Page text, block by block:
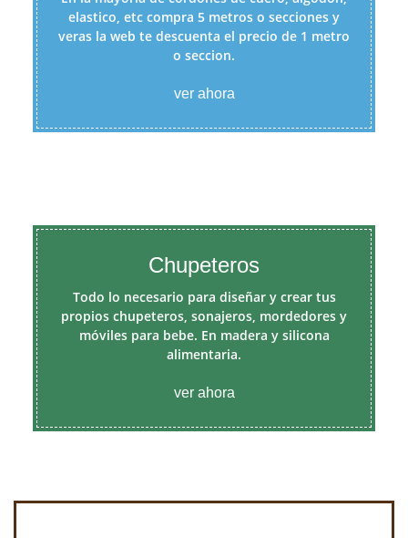
elastico, etc compra 5 metros o secciones y
veras la web te descuenta el precio de 1 metro
o seccion.
ver ahora
Chupeteros
Todo lo necesario para diseñar y crear tus
propios chupeteros, sonajeros, mordedores y
móviles para bebe. En madera y silicona
alimentaria.
ver ahora